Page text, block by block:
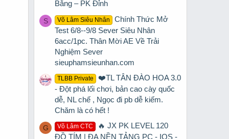
Bằng – PK Đỉnh
S Võ Lâm Siêu Nhân
Chính Thức Mở
Test 6/8--9/8 Sever Siêu Nhân
6acc/1pc. Thân Mời AE Về Trải
Nghiệm Sever
sieuphamsieunhan.com
TLBB Private
❤️TL TÂN ĐÀO HOA 3.0
- Đột phá lối chơi, bản cao cày quốc
dễ, NL chế , Ngọc đi pb dễ kiếm.
Chăm là có hết !
G Võ Lâm CTC
🔥 JX PK LEVEL 120
ĐỒ TÍM | ĐA NỀN TẢNG PC - IOS -